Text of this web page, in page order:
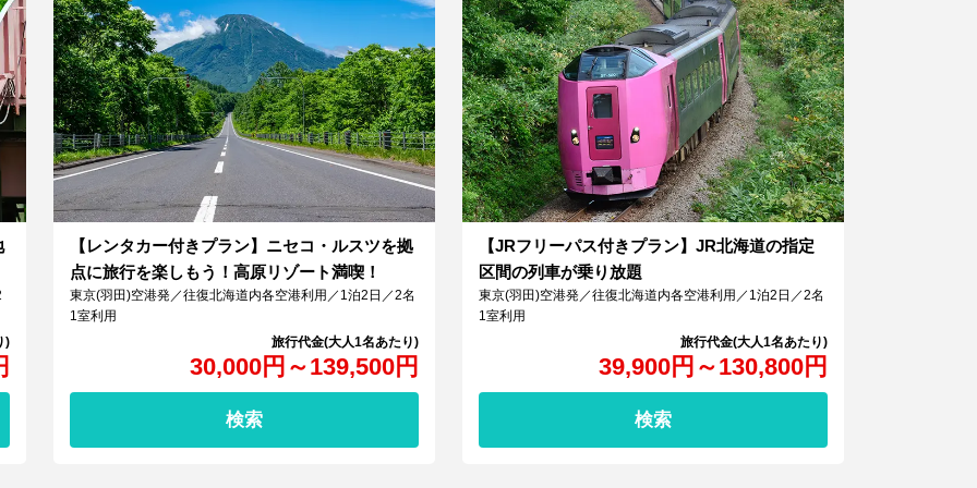
【レンタカー付きプラン】ニセコ・ルスツを拠
点に旅行を楽しもう！高原リゾート満喫！
30,000円 ～139,500円
東京(羽田)空港発／往復北海道内各空港利用／1泊2日／2名
1室利用
検索
【JRフリーパス付きプラン】JR北海道の指定
区間の列車が乗り放題
39,900円 ～130,800円
東京(羽田)空港発／往復北海道内各空港利用／1泊2日／2名
1室利用
検索